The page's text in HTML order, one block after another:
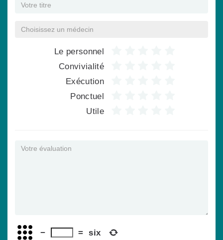
Le personnel
Convivialité
Exécution
Ponctuel
Utile
− = six